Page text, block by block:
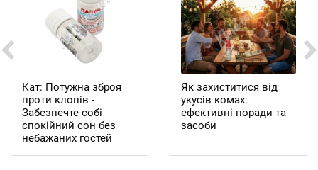
Кат: Потужна зброя
проти клопів -
Забезпечте собі
спокійний сон без
небажаних гостей
Як захиститися від
укусів комах:
ефективні поради та
засоби